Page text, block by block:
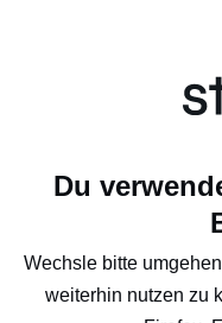
Du
Wechsle bitte
weiterhin nutzen zu